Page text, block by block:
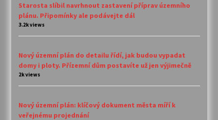
Starosta slíbil navrhnout zastavení příprav územního
plánu. Připomínky ale podávejte dál
3.2k views
Nový územní plán do detailu řídí, jak budou vypadat
domy i ploty. Přízemní dům postavíte už jen výjimečně
2k views
Nový územní plán: klíčový dokument města míří k
veřejnému projednání